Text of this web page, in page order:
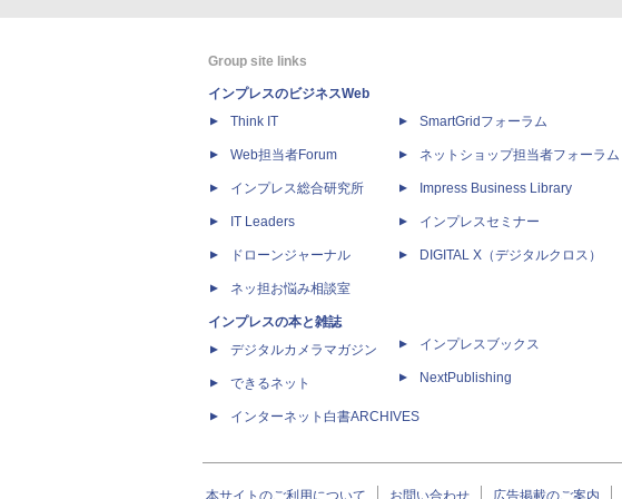
Group site links
インプレスのビジネスWeb
Think IT
Web担当者Forum
インプレス総合研究所
IT Leaders
ドローンジャーナル
ネッ担お悩み相談室
インプレスの本と雑誌
デジタルカメラマガジン
できるネット
インターネット白書ARCHIVES
SmartGridフォーラム
ネットショップ担当者フォーラム
Impress Business Library
インプレスセミナー
DIGITAL X（デジタルクロス）
インプレスブックス
NextPublishing
本サイトのご利用について お問い合わせ 広告掲載のご案内